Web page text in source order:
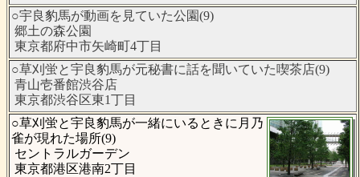
○宇良豹馬が動画を見ていた公園(9)
郷土の森公園
東京都府中市矢崎町4丁目
○草刈蛍と宇良豹馬が元秘書に話を聞いていた喫茶店(9)
青山壱番館渋谷店
東京都渋谷区東1丁目
○草刈蛍と宇良豹馬が一緒にいるときに月乃
雀が現れた場所(9)
セントラルガーデン
東京都港区港南2丁目